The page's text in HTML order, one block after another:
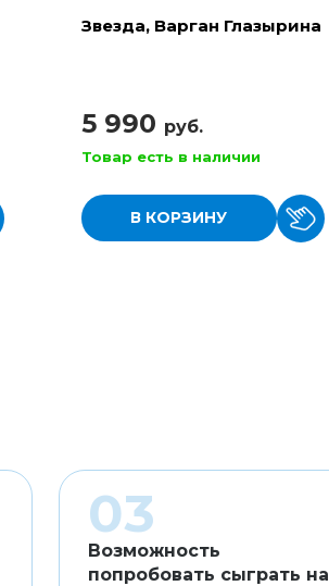
Звезда, Варган Глазырина
5 990 руб.
Товар есть в наличии
В КОРЗИНУ
Возможность
попробовать сыграть на